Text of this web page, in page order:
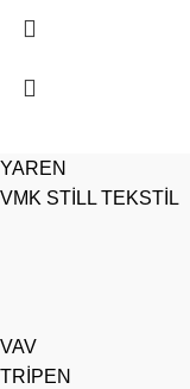
YAREN
VMK STİLL TEKSTİL
VAV
TRİPEN